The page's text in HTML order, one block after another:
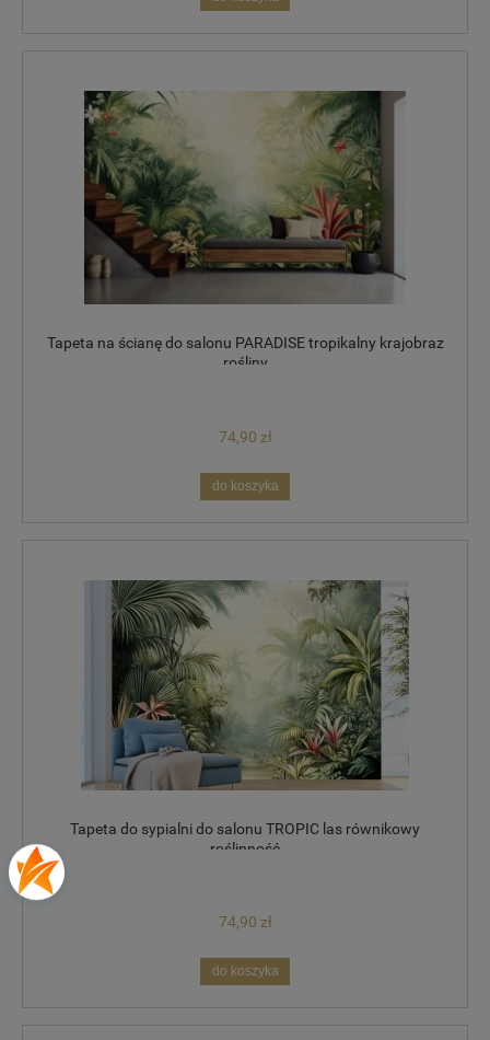
Tapeta na ścianę do salonu PARADISE tropikalny krajobraz
rośliny
74,90 zł
do koszyka
Tapeta do sypialni do salonu TROPIC las równikowy
roślinność
74,90 zł
do koszyka